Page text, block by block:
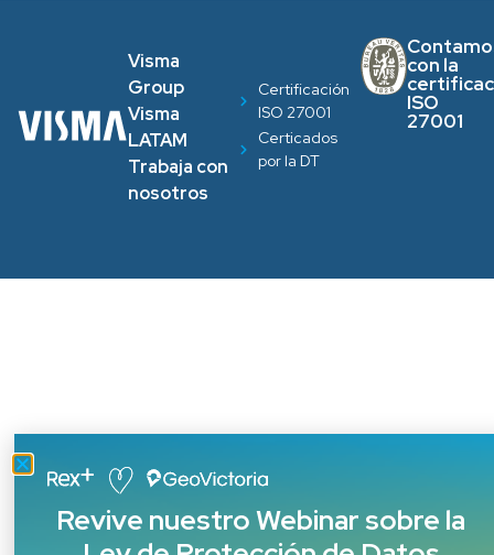
Visma
Group
Visma
LATAM
Trabaja con
nosotros
Certificación
ISO 27001
Certicados
por la DT
con la
ISO
27001
Revive nuestro Webinar sobre la